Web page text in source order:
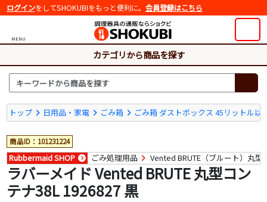
ログインをしてSHOKUBIをもっと便利に。 会員登録はこちら
MENU
カテゴリから商品を探す
トップ 日用品・家電 ごみ箱 ごみ箱 ダストボックス 45リットル以
商品ID：101231224
Rubbermaid SHOP ごみ処理用品 Vented BRUTE（ブルート）丸型
ラバーメイド Vented BRUTE 丸型コン
テナ38L 1926827 黒